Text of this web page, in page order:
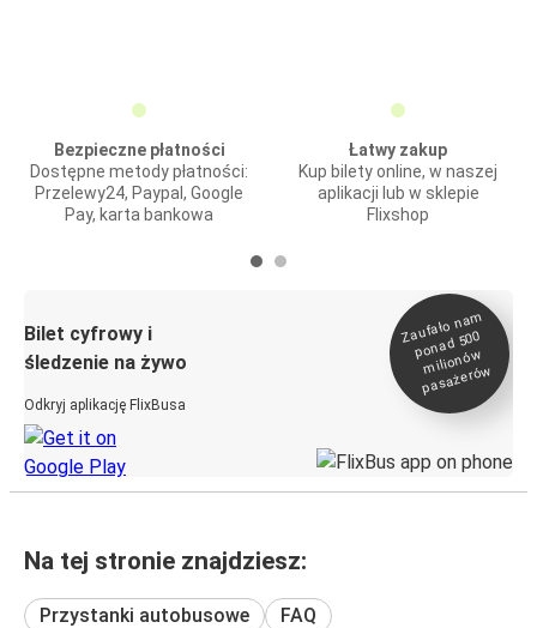
Bezpieczne płatności
Dostępne metody płatności:
Przelewy24, Paypal, Google
Pay, karta bankowa
Łatwy zakup
Kup bilety online, w naszej
aplikacji lub w sklepie
Flixshop
Bilet cyfrowy i
śledzenie na żywo
Odkryj aplikację FlixBusa
Zaufało na
m
ponad 500
milionó
w
pasażeró
w
Na tej stronie znajdziesz:
Przystanki autobusowe
FAQ